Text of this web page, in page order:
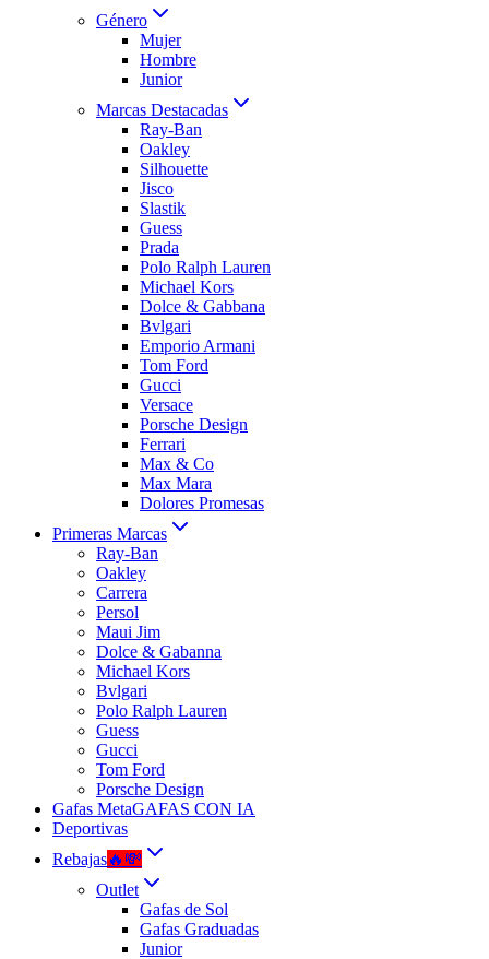
Género
Mujer
Hombre
Junior
Marcas Destacadas
Ray-Ban
Oakley
Silhouette
Jisco
Slastik
Guess
Prada
Polo Ralph Lauren
Michael Kors
Dolce & Gabbana
Bvlgari
Emporio Armani
Tom Ford
Gucci
Versace
Porsche Design
Ferrari
Max & Co
Max Mara
Dolores Promesas
Primeras Marcas
Ray-Ban
Oakley
Carrera
Persol
Maui Jim
Dolce & Gabanna
Michael Kors
Bvlgari
Polo Ralph Lauren
Guess
Gucci
Tom Ford
Porsche Design
Gafas MetaGAFAS CON IA
Deportivas
Rebajas🔥💸
Outlet
Gafas de Sol
Gafas Graduadas
Junior